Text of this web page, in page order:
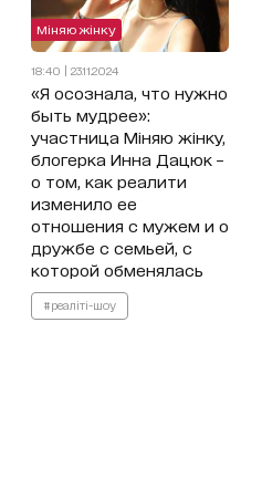
Міняю жінку
18:40 | 23.11.2024
«Я осознала, что нужно
быть мудрее»:
участница Міняю жінку,
блогерка Инна Дацюк –
о том, как реалити
изменило ее
отношения с мужем и о
дружбе с семьей, с
которой обменялась
#реаліті-шоу